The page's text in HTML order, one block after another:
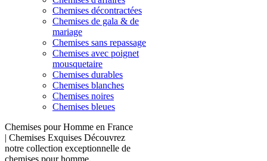
Chemises décontractées
Chemises de gala & de
mariage
Chemises sans repassage
Chemises avec poignet
mousquetaire
Chemises durables
Chemises blanches
Chemises noires
Chemises bleues
Chemises pour Homme en France
| Chemises Exquises Découvrez
notre collection exceptionnelle de
chemises pour homme,